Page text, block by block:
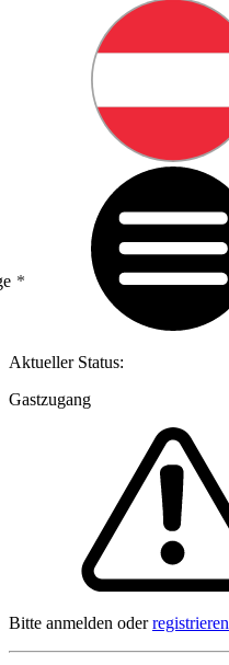
Aktueller Status:
Gastzugang
Bitte anmelden oderregistrieren